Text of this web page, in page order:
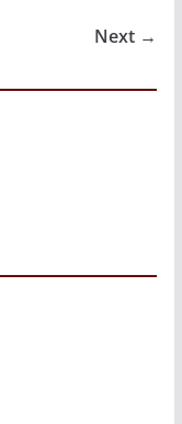
Next →